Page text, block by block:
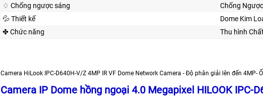
♢ Chống ngược sáng
Chống
💦 Thiết kế
Dome Kim
✤ Chức năng
Thu hình
Camera HiLook IPC-D640H-V/Z 4MP IR VF Dome Network Camera - Độ phân giải lên đến 4MP-
Camera IP Dome hồng ngoại 4.0 Megapixel HILOOK IPC-